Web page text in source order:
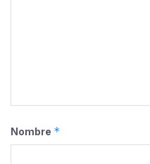
Nombre *